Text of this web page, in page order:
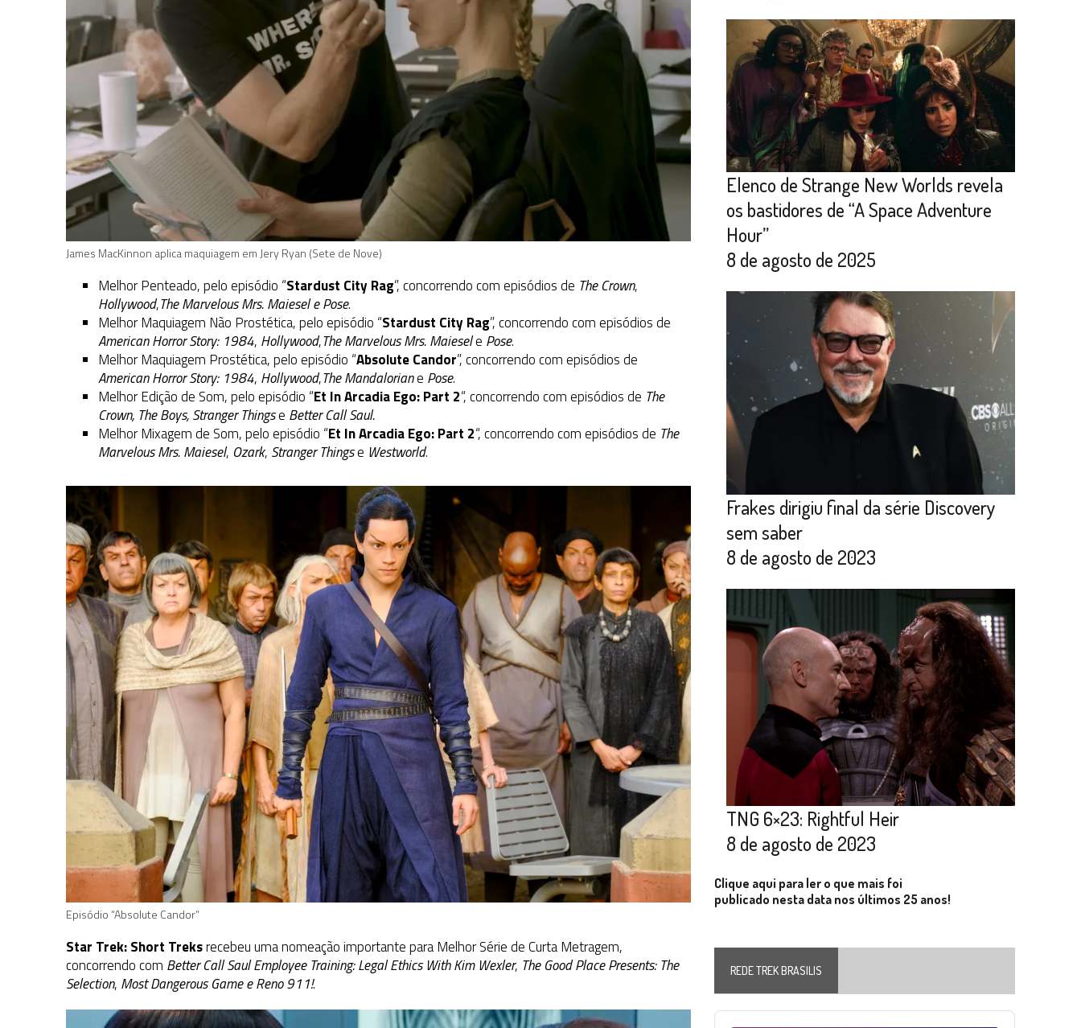
James MacKinnon aplica maquiagem em Jery Ryan (Sete de Nove)
Melhor Penteado, pelo episódio “Stardust City Rag”, concorrendo com episódios de The Crown,
Hollywood,The Marvelous Mrs. MaieselePose.
Melhor Maquiagem Não Prostética, pelo episódio “Stardust City Rag”, concorrendo com episódios de
American Horror Story: 1984, Hollywood,The Marvelous Mrs. Maiesele Pose.
Melhor Maquiagem Prostética, pelo episódio “Absolute Candor”, concorrendo com episódios de
American Horror Story: 1984, Hollywood,The Mandaloriane Pose.
Melhor Edição de Som, pelo episódio “Et In Arcadia Ego: Part 2“, concorrendo com episódios de The
Crown, The Boys, Stranger Thingse Better Call Saul.
Melhor Mixagem de Som, pelo episódio “Et In Arcadia Ego: Part 2“, concorrendo com episódios de The
Marvelous Mrs. Maiesel, Ozark, Stranger Thingse Westworld.
Episódio “Absolute Candor”
Star Trek: Short Treksrecebeu uma nomeação importante para Melhor Série de Curta Metragem,
concorrendo com Better Call Saul Employee Training: Legal Ethics With Kim Wexler, The Good Place Presents: The
Selection, Most Dangerous GameeReno 911!.
Elenco de Strange New Worlds revela
os bastidores de “A Space Adventure
Hour”
8 de agosto de 2025
Frakes dirigiu final da série Discovery
sem saber
8 de agosto de 2023
TNG 6×23: Rightful Heir
8 de agosto de 2023
Clique aqui para ler o que mais foi
publicado nesta data nos últimos 25 anos!
REDE TREK BRASILIS
Audio